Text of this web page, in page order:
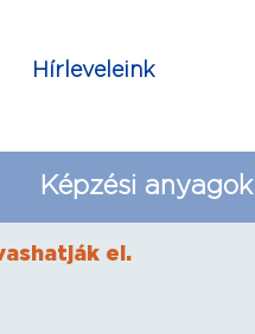
Hírleveleink
Képzési anyagok
el.